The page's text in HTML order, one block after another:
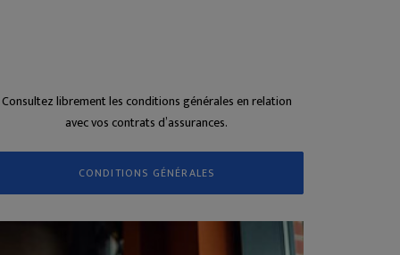
Consultez librement les conditions générales en relation
avec vos contrats d’assurances.
CONDITIONS GÉNÉRALES